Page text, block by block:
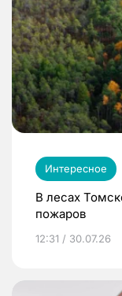
Интересное
В лесах
пожаров
12:31 / 30.07.26